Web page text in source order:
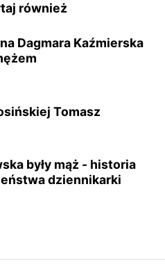
również
Dagmara Kaźmierska
Tomasz
były mąż - historia
dziennikarki